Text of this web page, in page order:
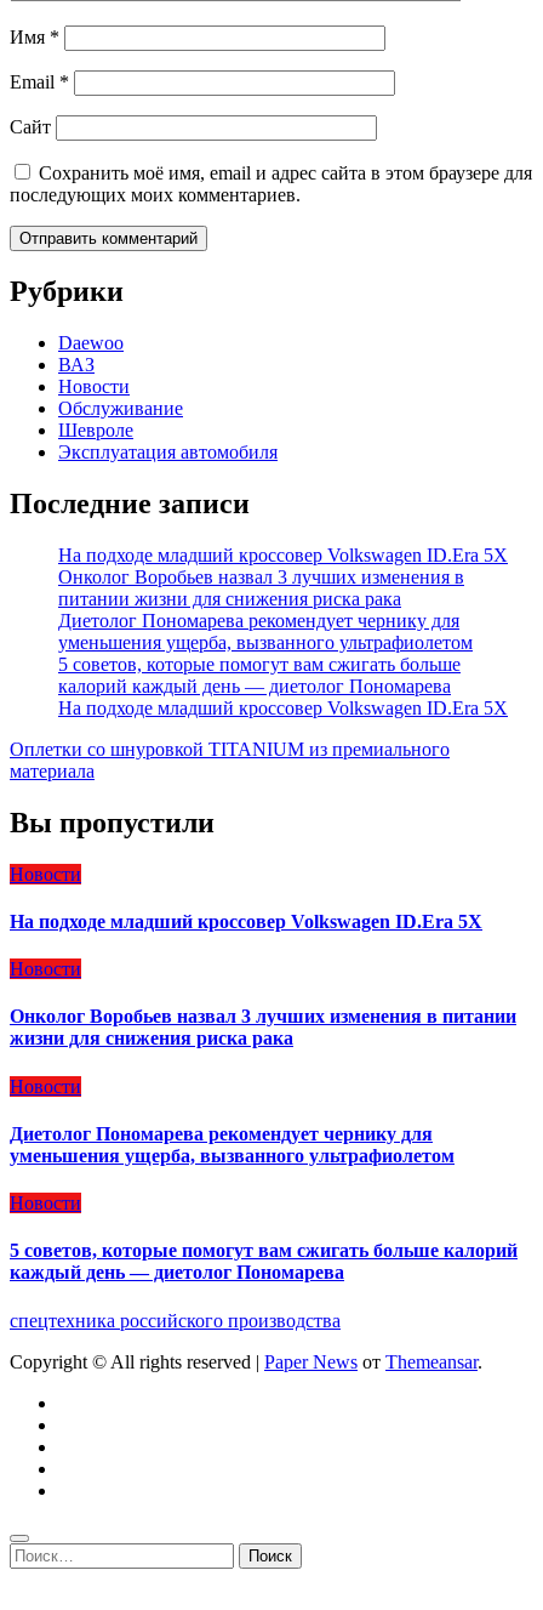
Имя *
Email *
Сайт
Сохранить моё имя, email и адрес сайта в этом браузере для
последующих моих комментариев.
Рубрики
Daewoo
ВАЗ
Новости
Обслуживание
Шевроле
Эксплуатация автомобиля
Последние записи
На подходе младший кроссовер Volkswagen ID.Era 5X
Онколог Воробьев назвал 3 лучших изменения в
питании жизни для снижения риска рака
Диетолог Пономарева рекомендует чернику для
уменьшения ущерба, вызванного ультрафиолетом
5 советов, которые помогут вам сжигать больше
калорий каждый день — диетолог Пономарева
На подходе младший кроссовер Volkswagen ID.Era 5X
Оплетки со шнуровкой TITANIUM из премиального
материала
Вы пропустили
Новости
На подходе младший кроссовер Volkswagen ID.Era 5X
Новости
Онколог Воробьев назвал 3 лучших изменения в питании
жизни для снижения риска рака
Новости
Диетолог Пономарева рекомендует чернику для
уменьшения ущерба, вызванного ультрафиолетом
Новости
5 советов, которые помогут вам сжигать больше калорий
каждый день — диетолог Пономарева
спецтехника российского производства
Copyright © All rights reserved | Paper News от Themeansar.
Найти: